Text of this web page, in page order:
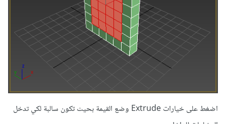
اضغط على خيارات Extrude وضع القيمة بحيث تكون سالبة لكي تدخل